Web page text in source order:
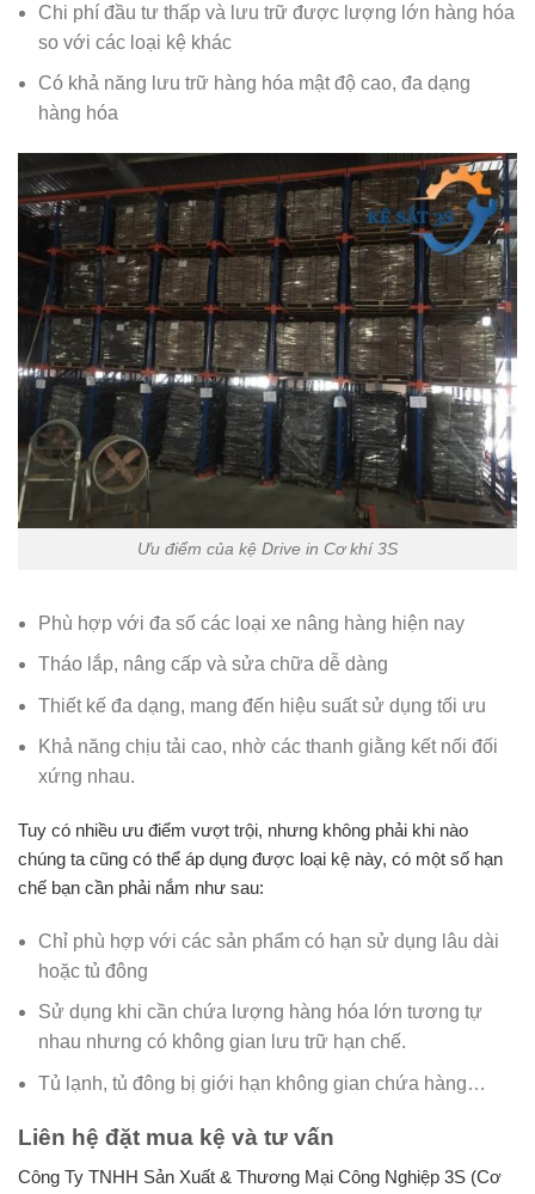
Chi phí đầu tư thấp và lưu trữ được lượng lớn hàng hóa
so với các loại kệ khác
Có khả năng lưu trữ hàng hóa mật độ cao, đa dạng
hàng hóa
Ưu điểm của kệ Drive in Cơ khí 3S
Phù hợp với đa số các loại xe nâng hàng hiện nay
Tháo lắp, nâng cấp và sửa chữa dễ dàng
Thiết kế đa dạng, mang đến hiệu suất sử dụng tối ưu
Khả năng chịu tải cao, nhờ các thanh giằng kết nối đối
xứng nhau.
Tuy có nhiều ưu điểm vượt trội, nhưng không phải khi nào
chúng ta cũng có thể áp dụng được loại kệ này, có một số hạn
chế bạn cần phải nắm như sau:
Chỉ phù hợp với các sản phẩm có hạn sử dụng lâu dài
hoặc tủ đông
Sử dụng khi cần chứa lượng hàng hóa lớn tương tự
nhau nhưng có không gian lưu trữ hạn chế.
Tủ lạnh, tủ đông bị giới hạn không gian chứa hàng…
Liên hệ đặt mua kệ và tư vấn
Công Ty TNHH Sản Xuất & Thương Mại Công Nghiệp 3S (Cơ